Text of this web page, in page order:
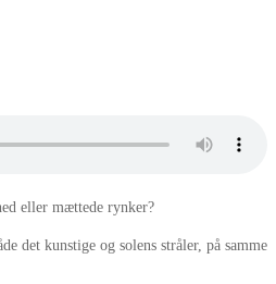
eller mættede rynker?
det kunstige og solens stråler, på samme